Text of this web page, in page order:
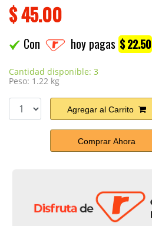
$45.00
Con hoy pagas $ 22.50
Cantidad disponible: 3
Peso: 1.22 kg
Agregar al Carrito
Comprar Ahora